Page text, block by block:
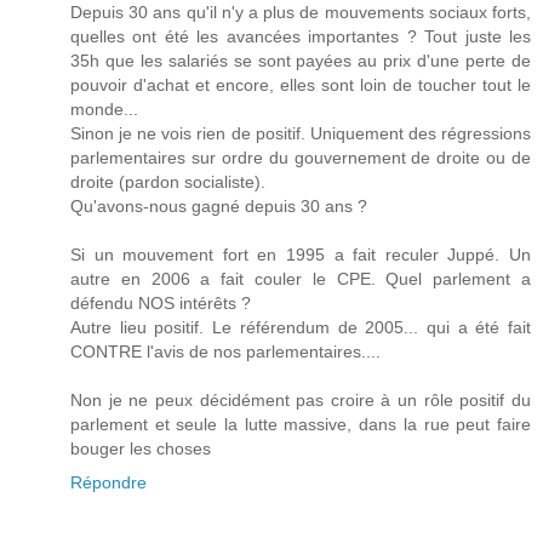
Depuis 30 ans qu'il n'y a plus de mouvements sociaux forts,
quelles ont été les avancées importantes ? Tout juste les
35h que les salariés se sont payées au prix d'une perte de
pouvoir d'achat et encore, elles sont loin de toucher tout le
monde...
Sinon je ne vois rien de positif. Uniquement des régressions
parlementaires sur ordre du gouvernement de droite ou de
droite (pardon socialiste).
Qu'avons-nous gagné depuis 30 ans ?
Si un mouvement fort en 1995 a fait reculer Juppé. Un
autre en 2006 a fait couler le CPE. Quel parlement a
défendu NOS intérêts ?
Autre lieu positif. Le référendum de 2005... qui a été fait
CONTRE l'avis de nos parlementaires....
Non je ne peux décidément pas croire à un rôle positif du
parlement et seule la lutte massive, dans la rue peut faire
bouger les choses
Répondre